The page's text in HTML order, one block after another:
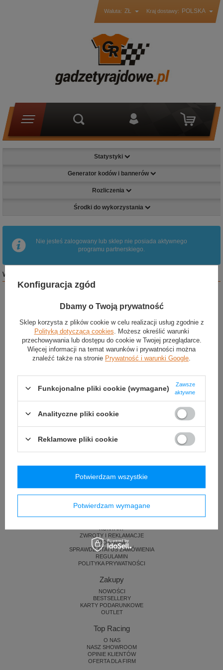
Waluta: ZŁ Kraj dostawy: POLSKA
Statystyki
Generator kodów i bannerów
Rozliczenia
Środki do wykorzystania
Nie jesteś zalogowany lub sklep nie posiada aktywnego
programu partnerskiego.
WITAJ NA STRONIE PROGRAMU PARTNERSKIEGO
Pomoc i zamówienia
KONTAKT
ZWROTY I REKLAMACJE
DOSTAWA
SPRAWDŹ STATUS ZAMÓWIENIA
REGULAMIN
POLITYKA PRYWATNOŚCI
Zakupy
NOWOŚCI
BESTSELLERY
KARTY PODARUNKOWE
OUTLET
Top Racing
O NAS
NASZ SHOWROOM
OPINIE KLIENTÓW
OFERTA DLA FIRM
Konfiguracja zgód
Dbamy o Twoją prywatność
Sklep korzysta z plików cookie w celu realizacji usług zgodnie z
Polityką dotyczącą cookies . Możesz określić warunki
przechowywania lub dostępu do cookie w Twojej przeglądarce.
Więcej informacji na temat warunków i prywatności można
znaleźć także na stronie Prywatność i warunki Google
Funkcjonalne pliki cookie (wymagane)
Zawsze
aktywne
Analityczne pliki cookie
Reklamowe pliki cookie
Potwierdzam wymagane
Potwierdzam wszystkie